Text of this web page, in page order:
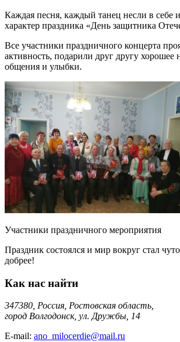
Каждая песня, каждый танец несли в себе
характер праздника «День защитника
Все участники праздничного концерта
активность, подарили друг другу хорошее
общения и улыбки.
Участники праздничного мероприятия
Праздник состоялся и мир вокруг стал
добрее!
Как нас найти
347380, Россия, Ростовская область,
город Волгодонск, ул. Дружбы, 14
E-mail: ano_milocerdie@mail.ru